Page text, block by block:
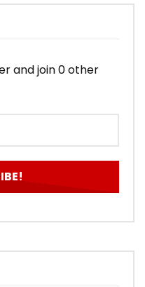
and join 0 other